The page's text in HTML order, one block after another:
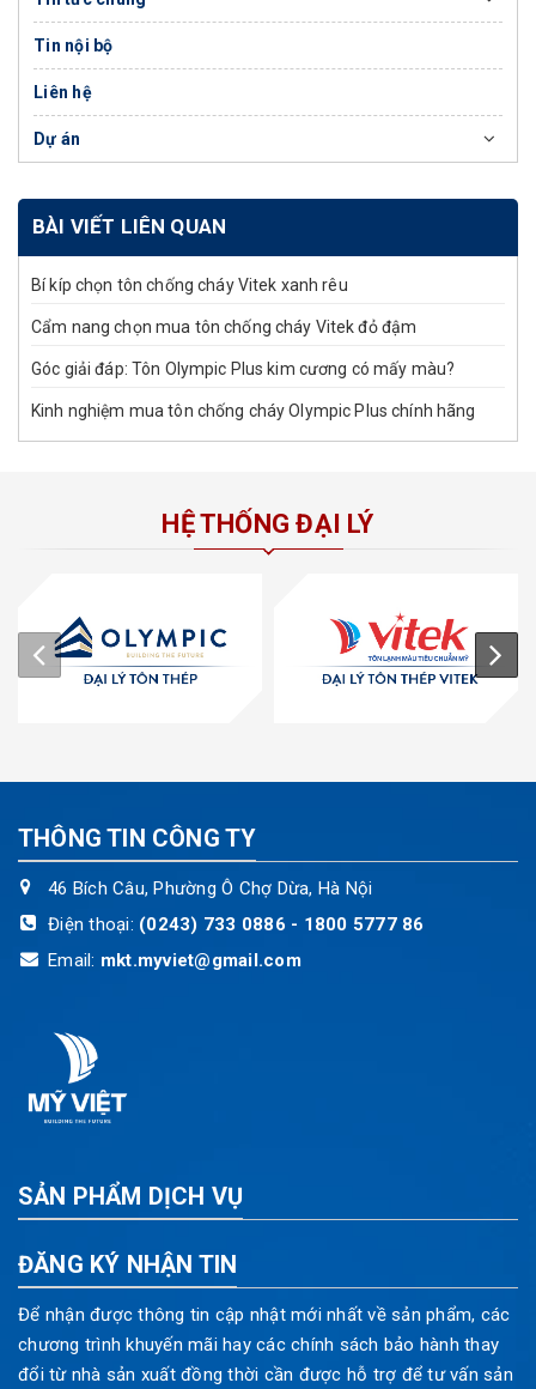
Tin nội bộ
Liên hệ
Dự án
BÀI VIẾT LIÊN QUAN
Bí kíp chọn tôn chống cháy Vitek xanh rêu
Cẩm nang chọn mua tôn chống cháy Vitek đỏ đậm
Góc giải đáp: Tôn Olympic Plus kim cương có mấy màu?
Kinh nghiệm mua tôn chống cháy Olympic Plus chính hãng
HỆ THỐNG ĐẠI LÝ
THÔNG TIN CÔNG TY
46 Bích Câu, Phường Ô Chợ Dừa, Hà Nội
Điện thoại: (0243) 733 0886 - 1800 5777 86
Email: mkt.myviet@gmail.com
SẢN PHẨM DỊCH VỤ
ĐĂNG KÝ NHẬN TIN
Để nhận được thông tin cập nhật mới nhất về sản phẩm, các
chương trình khuyến mãi hay các chính sách bảo hành thay
đổi từ nhà sản xuất đồng thời cần được hỗ trợ để tư vấn sản